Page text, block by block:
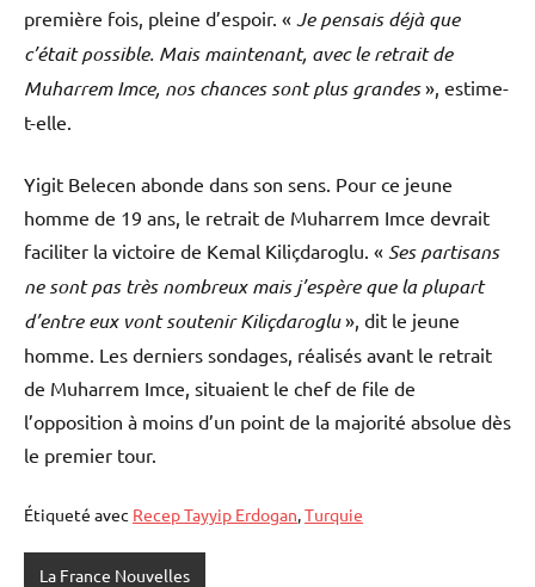
première fois, pleine d’espoir. « Je pensais déjà que
c’était possible. Mais maintenant, avec le retrait de
Muharrem Imce, nos chances sont plus grandes», estime-
t-elle.
Yigit Belecen abonde dans son sens. Pour ce jeune
homme de 19 ans, le retrait de Muharrem Imce devrait
faciliter la victoire de Kemal Kiliçdaroglu. « Ses partisans
ne sont pas très nombreux mais j’espère que la plupart
d’entre eux vont soutenir Kiliçdaroglu», dit le jeune
homme. Les derniers sondages, réalisés avant le retrait
de Muharrem Imce, situaient le chef de file de
l’opposition à moins d’un point de la majorité absolue dès
le premier tour.
Étiqueté avec Recep Tayyip Erdogan,Turquie
La France Nouvelles